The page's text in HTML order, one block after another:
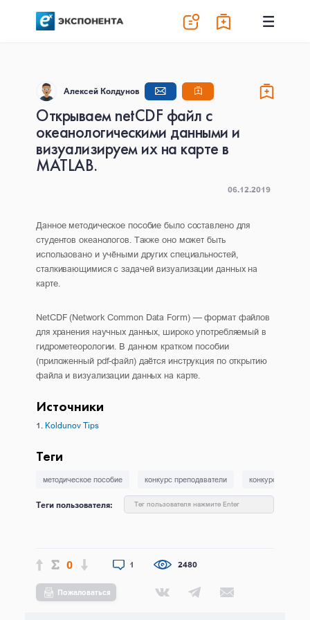
Алексей Колдунов
Открываем netCDF файл с
океанологическими данными и
визуализируем их на карте в
MATLAB.
06.12.2019
Данное методическое пособие было составлено для
студентов океанологов. Также оно может быть
использовано и учёными других специальностей,
сталкивающимися с задачей визуализации данных на
карте.
NetCDF (Network Common Data Form) — формат файлов
для хранения научных данных, широко употребляемый в
гидрометеорологии. В данном кратком пособии
(приложенный pdf-файл) даётся инструкция по открытию
файла и визуализации данных на карте.
Источники
Koldunov Tips
Теги
методическое пособие конкурс преподаватели
Теги пользователя: Тег пользователя нажмите Enter
0 1 2480
Пожаловаться